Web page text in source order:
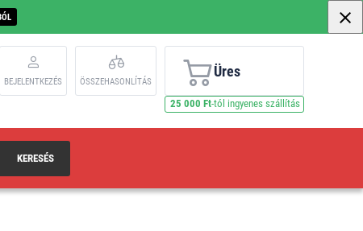
BEJELENTKEZÉS ÖSSZEHASONLÍTÁS
Üres
25 000 Ft-tól ingyenes szállítás
KERESÉS